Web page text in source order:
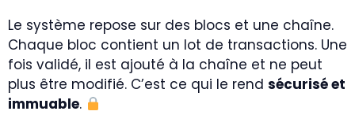
Le système repose sur des blocs et une chaîne.
Chaque bloc contient un lot de transactions. Une
fois validé, il est ajouté à la chaîne et ne peut
plus être modifié. C’est ce qui le rend sécurisé et
immuable.